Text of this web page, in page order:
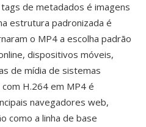
de metadados é imagens
estrutura padronizada é
o MP4 a escolha padrão
dispositivos móveis,
de mídia de sistemas
com H.264 em MP4 é
navegadores web,
como a linha de base